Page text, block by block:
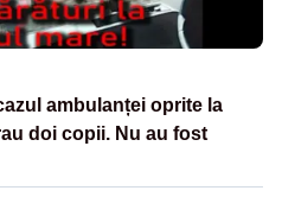
ambulanței oprite la
doi copii. Nu au fost